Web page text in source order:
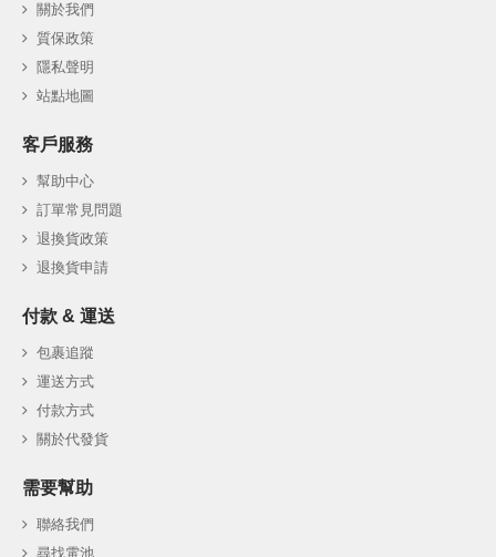
關於我們
質保政策
隱私聲明
站點地圖
客戶服務
幫助中心
訂單常見問題
退換貨政策
退換貨申請
付款 & 運送
包裹追蹤
運送方式
付款方式
關於代發貨
需要幫助
聯絡我們
尋找電池